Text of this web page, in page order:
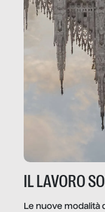
IL LAVORO
Le nuove modalità